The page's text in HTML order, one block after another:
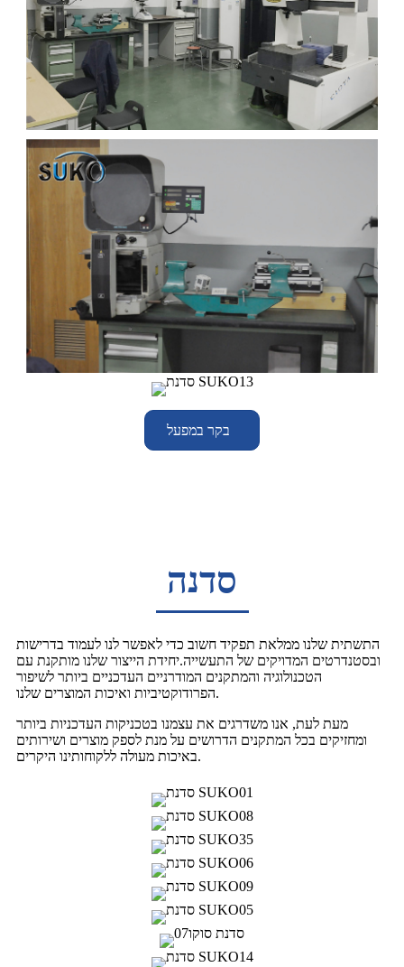
בקר במפעל
סדנה
התשתית שלנו ממלאת תפקיד חשוב כדי לאפשר לנו לעמוד בדרישות
ובסטנדרטים המדויקים של התעשייה.יחידת הייצור שלנו מותקנת עם
הטכנולוגיה והמתקנים המודרניים העדכניים ביותר לשיפור
הפרודוקטיביות ואיכות המוצרים שלנו.
מעת לעת, אנו משדרגים את עצמנו בטכניקות העדכניות ביותר
ומחזיקים בכל המתקנים הדרושים על מנת לספק מוצרים ושירותים
באיכות מעולה ללקוחותינו היקרים.